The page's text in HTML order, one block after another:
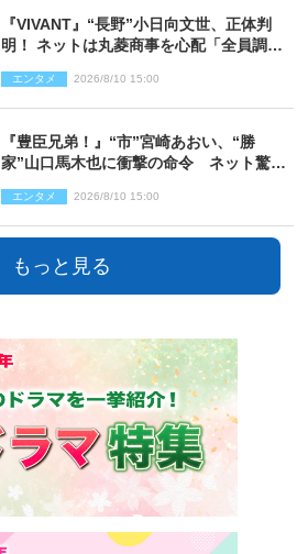
『VIVANT』“長野”小日向文世、正体判
明！ ネットは丸菱商事を心配「全員調べ
エンタメ 2026/8/10 15:00
『豊臣兄弟！』“市”宮崎あおい、“勝
家”山口馬木也に衝撃の命令 ネット驚き
あり）
エンタメ 2026/8/10 15:00
もっと見る